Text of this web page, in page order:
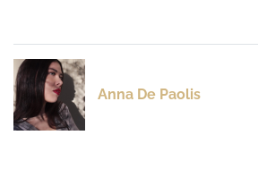
Anna De Paolis